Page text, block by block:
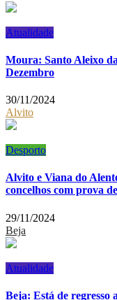
Atualidade
Moura: Santo Aleixo
Dezembro
30/11/2024
Alvito
Desporto
Alvito e Viana do
concelhos com prova
29/11/2024
Beja
Atualidade
Beja: Está de regresso